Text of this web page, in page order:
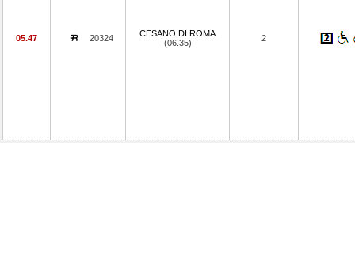
05.47 20324
CESANO DI ROMA
(06.35)
2